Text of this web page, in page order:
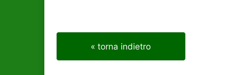
« torna indietro